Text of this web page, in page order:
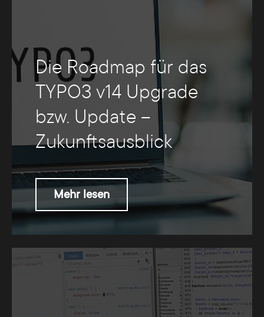
Die Roadmap für das
TYPO3 v14 Upgrade
bzw. Update –
Zukunftsausblick
Mehr lesen